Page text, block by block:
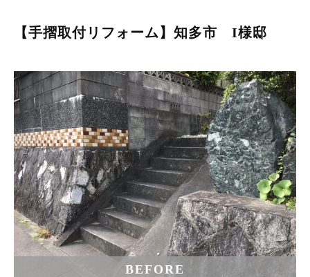
【手摺取付リフォーム】知多市 I様邸
BEFORE